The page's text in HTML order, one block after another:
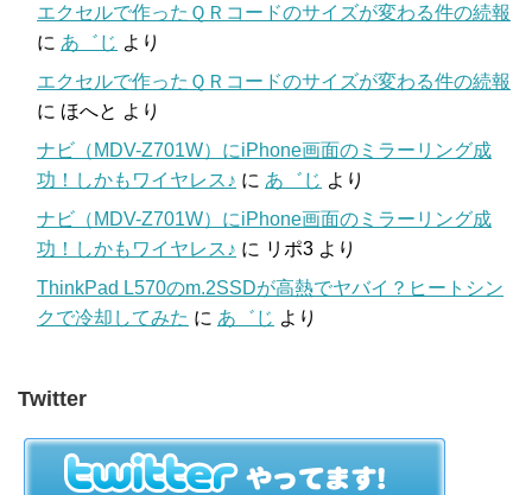
エクセルで作ったＱＲコードのサイズが変わる件の続報
に あ゛じ より
エクセルで作ったＱＲコードのサイズが変わる件の続報
に ほへと より
ナビ（MDV-Z701W）にiPhone画面のミラーリング成
功！しかもワイヤレス♪ に あ゛じ より
ナビ（MDV-Z701W）にiPhone画面のミラーリング成
功！しかもワイヤレス♪ に リポ3 より
ThinkPad L570のm.2SSDが高熱でヤバイ？ヒートシン
クで冷却してみた に あ゛じ より
Twitter